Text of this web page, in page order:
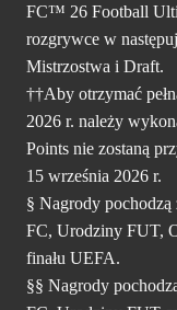
FC™ 26 Football
rozgrywce w
Mistrzostwa i Draft.
††Aby otrzymać
2026 r. należy
Points nie zostaną
15 września 2026 r.
§ Nagrody
FC, Urodziny FUT,
finału UEFA.
§§ Nagrody